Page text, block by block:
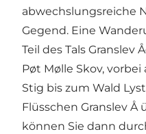
abwechslungsreiche
Gegend. Eine
Teil des Tals Granslev
Pøt Mølle Skov,
Stig bis zum Wald
Flüsschen Granslev Å
können Sie dann